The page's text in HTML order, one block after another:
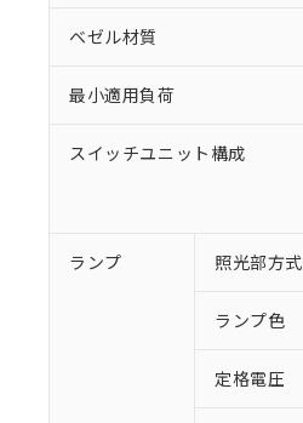
ベゼル材質
最小適用負荷
スイッチユニット構成
ランプ 照光部方式
ランプ色
定格電圧